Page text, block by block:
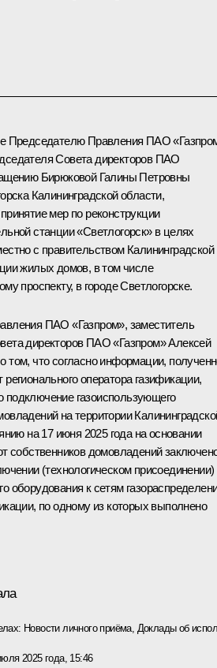
Председателю Правления ПАО
Совета директоров ПАО
Бирюковой Галины Петровны
Калининградской области,
мер по реконструкции
станции «Светлогорск» в целях
с правительством Калининградской
жилых домов, в том числе
проспекту, в городе Светлогорске.
ПАО «Газпром», заместитель
директоров ПАО «Газпром» Алексей
что согласно информации,
оператора газификации,
газоиспользующего
на территории
на 17 июня 2025 года на основании
собственников домовладений
(технологическом присоединении)
оборудования к сетям
по одному из которых выполнено
Новости личного приёма, Доклады об
2025 года, 15:46